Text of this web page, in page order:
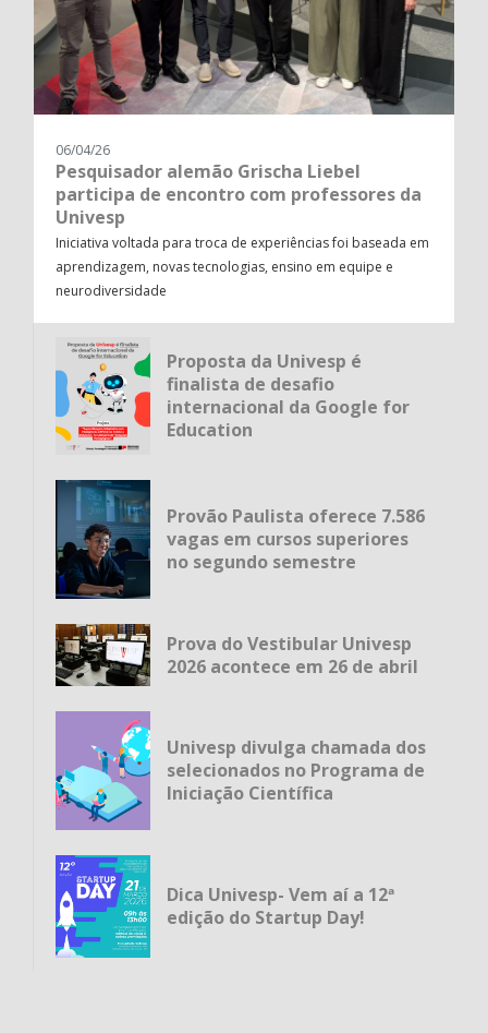
06/04/26
Pesquisador alemão Grischa Liebel
participa de encontro com professores da
Univesp
Iniciativa voltada para troca de experiências foi baseada em
aprendizagem, novas tecnologias, ensino em equipe e
neurodiversidade
Proposta da Univesp é
finalista de desafio
internacional da Google for
Education
Provão Paulista oferece 7.586
vagas em cursos superiores
no segundo semestre
Prova do Vestibular Univesp
2026 acontece em 26 de abril
Univesp divulga chamada dos
selecionados no Programa de
Iniciação Científica
Dica Univesp- Vem aí a 12ª
edição do Startup Day!